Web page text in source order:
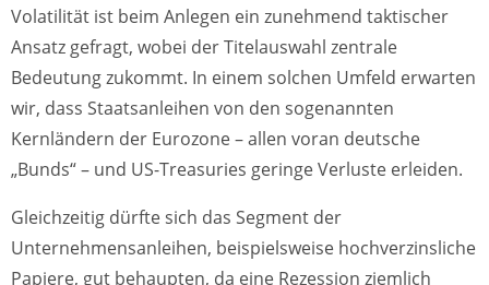
Volatilität ist beim Anlegen ein zunehmend taktischer
Ansatz gefragt, wobei der Titelauswahl zentrale
Bedeutung zukommt. In einem solchen Umfeld erwarten
wir, dass Staatsanleihen von den sogenannten
Kernländern der Eurozone – allen voran deutsche
„Bunds“ – und US-Treasuries geringe Verluste erleiden.
Gleichzeitig dürfte sich das Segment der
Unternehmensanleihen, beispielsweise hochverzinsliche
Papiere, gut behaupten, da eine Rezession ziemlich